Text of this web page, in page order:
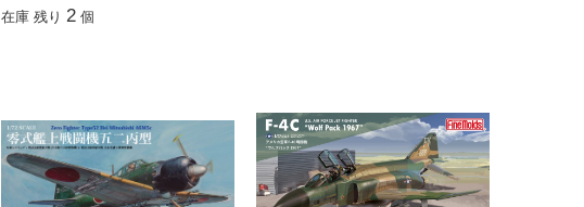
在庫 残り 2 個